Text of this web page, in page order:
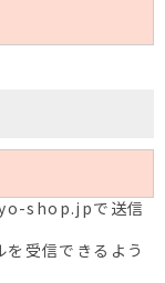
shop.jpで送信
受信できるよう